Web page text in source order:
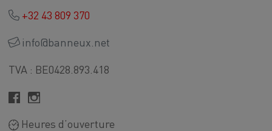
+32 43 809 370
info@banneux.net
TVA : BE0428.893.418
Heures d’ouverture